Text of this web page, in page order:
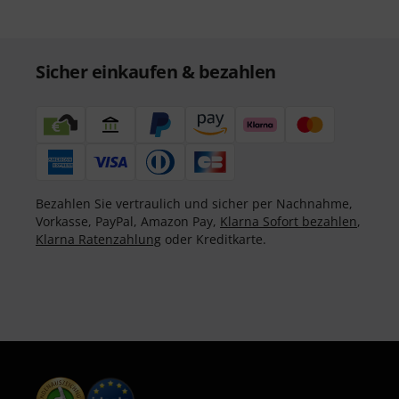
Sicher einkaufen & bezahlen
Bezahlen Sie vertraulich und sicher per Nachnahme,
Vorkasse, PayPal, Amazon Pay, Klarna Sofort bezahlen,
Klarna Ratenzahlung oder Kreditkarte.